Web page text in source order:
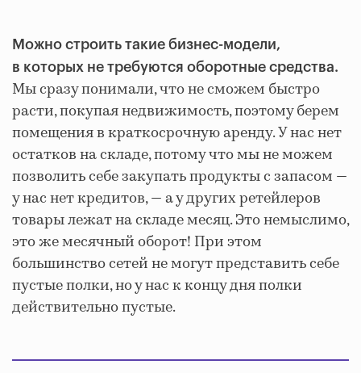
Можно строить такие бизнес-модели,
в которых не требуются оборотные средства.
Мы сразу понимали, что не сможем быстро
расти, покупая недвижимость, поэтому берем
помещения в краткосрочную аренду. У нас нет
остатков на складе, потому что мы не можем
позволить себе закупать продукты с запасом —
у нас нет кредитов, — а у других ретейлеров
товары лежат на складе месяц. Это немыслимо,
это же месячный оборот! При этом
большинство сетей не могут представить себе
пустые полки, но у нас к концу дня полки
действительно пустые.